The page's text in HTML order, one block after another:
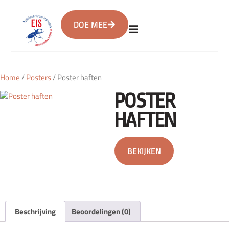
DOE MEE
Home/Posters/ Poster haften
POSTER
HAFTEN
BEKIJKEN
Beschrijving Beoordelingen (0)